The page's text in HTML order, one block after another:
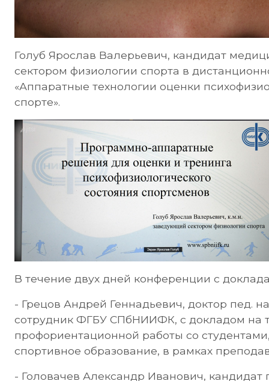
Голуб Ярослав Валерьевич, кандидат
сектором физиологии спорта в
«Аппаратные технологии оценки
спорте».
В течение двух дней конференции с
- Грецов Андрей Геннадьевич, доктор пед.
сотрудник ФГБУ СПбНИИФК, с докладом на
профориентационной работы со
спортивное образование, в рамках
- Головачев Александр Иванович, кандидат